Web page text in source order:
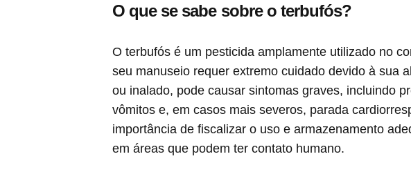
O que se sabe sobre o terbufós?
O terbufós é um pesticida amplamente utilizado no
seu manuseio requer extremo cuidado devido à sua
ou inalado, pode causar sintomas graves, incluindo
vômitos e, em casos mais severos, parada
importância de fiscalizar o uso e armazenamento
em áreas que podem ter contato humano.